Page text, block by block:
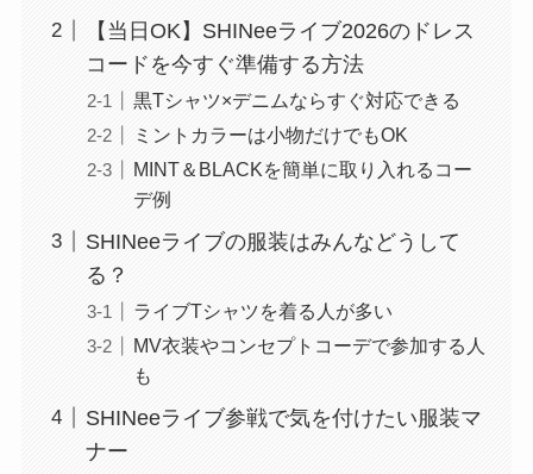
【当日OK】SHINeeライブ2026のドレス
コードを今すぐ準備する方法
黒Tシャツ×デニムならすぐ対応できる
ミントカラーは小物だけでもOK
MINT＆BLACKを簡単に取り入れるコー
デ例
SHINeeライブの服装はみんなどうして
る？
ライブTシャツを着る人が多い
MV衣装やコンセプトコーデで参加する人
も
SHINeeライブ参戦で気を付けたい服装マ
ナー